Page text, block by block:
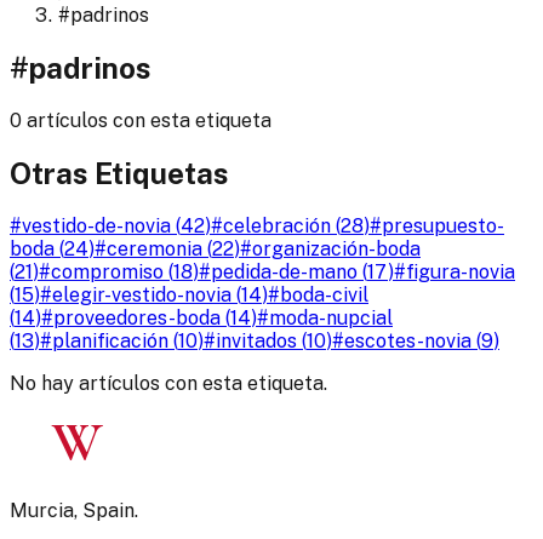
#padrinos
#padrinos
0 artículos con esta etiqueta
Otras Etiquetas
#vestido-de-novia (42)#celebración (28)#presupuesto-
boda (24)#ceremonia (22)#organización-boda
(21)#compromiso (18)#pedida-de-mano (17)#figura-novia
(15)#elegir-vestido-novia (14)#boda-civil
(14)#proveedores-boda (14)#moda-nupcial
(13)#planificación (10)#invitados (10)#escotes-novia (9)
No hay artículos con esta etiqueta.
W
Murcia, Spain.